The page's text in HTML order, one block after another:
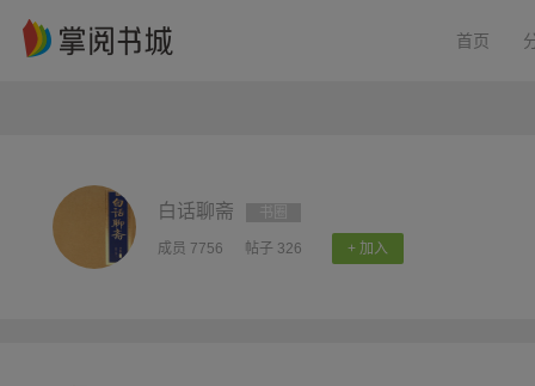
首页
白话聊斋
成员 7756 帖子 326 + 加入